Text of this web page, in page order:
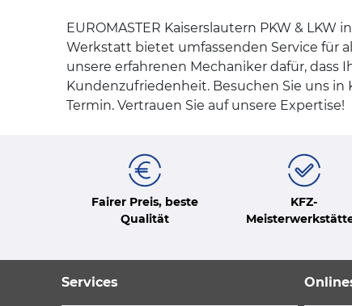
EUROMASTER Kaiserslautern PKW &
Werkstatt bietet umfassenden Service für
unsere erfahrenen Mechaniker dafür,
Kundenzufriedenheit. Besuchen Sie uns in
Termin. Vertrauen Sie auf unsere Expertise!
Fairer Preis, beste
Qualität
KFZ-
Services